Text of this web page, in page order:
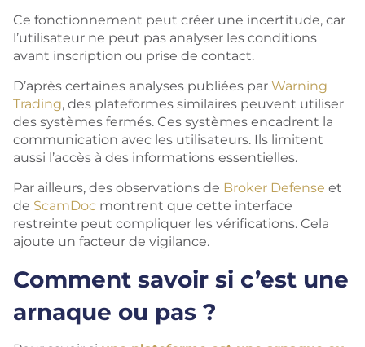
Ce fonctionnement peut créer une incertitude, car
l’utilisateur ne peut pas analyser les conditions
avant inscription ou prise de contact.
D’après certaines analyses publiées par Warning
Trading, des plateformes similaires peuvent utiliser
des systèmes fermés. Ces systèmes encadrent la
communication avec les utilisateurs. Ils limitent
aussi l’accès à des informations essentielles.
Par ailleurs, des observations de Broker Defense et
de ScamDoc montrent que cette interface
restreinte peut compliquer les vérifications. Cela
ajoute un facteur de vigilance.
Comment savoir si c’est une
arnaque ou pas ?